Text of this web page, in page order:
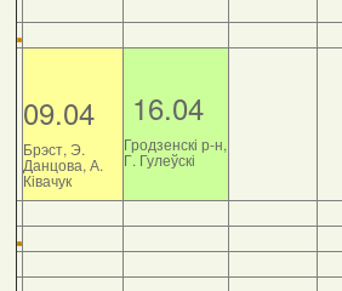
09.04
Брэст, Э.
Данцова, А.
Ківачук
16.04
Гродзенскі р-н,
Г. Гулеўскі